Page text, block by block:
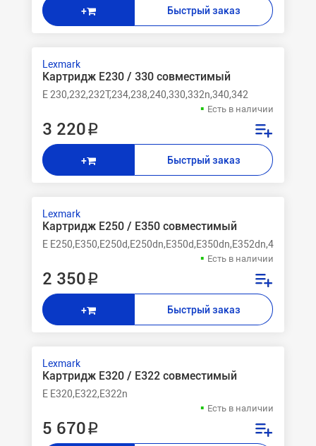
+ Быстрый заказ
Lexmark
Картридж E230 / 330 совместимый
E 230,232,232T,234,238,240,330,332n,340,342
Есть в наличии
3 220 ₽
+ Быстрый заказ
Lexmark
Картридж E250 / E350 совместимый
E E250,E350,E250d,E250dn,E350d,E350dn,E352dn,450DN
Есть в наличии
2 350 ₽
+ Быстрый заказ
Lexmark
Картридж E320 / E322 совместимый
E E320,E322,E322n
Есть в наличии
5 670 ₽